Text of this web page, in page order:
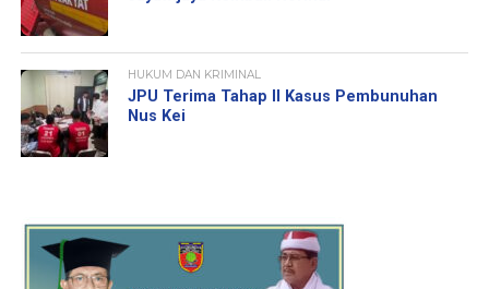
HUKUM DAN KRIMINAL
JPU Terima Tahap II Kasus Pembunuhan
Nus Kei